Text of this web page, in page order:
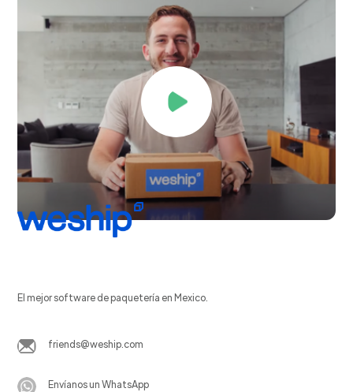
El mejor software de paquetería en Mexico.
friends@weship.com
Envíanos un WhatsApp